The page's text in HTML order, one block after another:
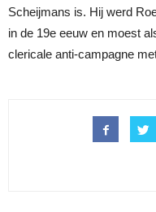
Scheijmans is. Hij werd
in de 19e eeuw en moest
clericale anti-campagne